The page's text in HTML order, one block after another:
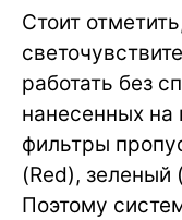
Стоит
работать без
нанесенных на
фильтры
(Red), зеленый
Поэтому